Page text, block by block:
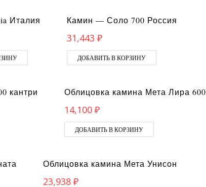
Италия Камин — Соло 700 Россия
31,443 ₽
ДОБАВИТЬ В КОРЗИНУ
кантри Облицовка камина Мета Лира 600
14,100 ₽
ДОБАВИТЬ В КОРЗИНУ
Облицовка камина Мета Унисон
23,938 ₽